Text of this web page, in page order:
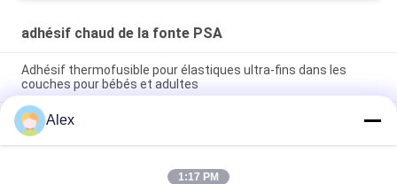
adhésif chaud de la fonte PSA
Adhésif thermofusible pour élastiques ultra-fins dans les
couches pour bébés et adultes
Colle chaude de fonte pour la couche-culotte faisant la colle
de construction pour la production de la couche-culotte de
bébé
Alex
1:17 PM